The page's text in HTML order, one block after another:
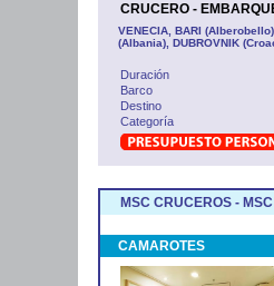
CRUCERO -
VENECIA, BARI
(Albania), DUBROVNIK
Duración
Barco
Destino
Categoría
MSC CRUCEROS -
CAMAROTES